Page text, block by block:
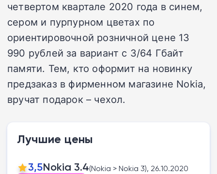
четвертом квартале 2020 года в синем,
сером и пурпурном цветах по
ориентировочной розничной цене 13
990 рублей за вариант c 3/64 Гбайт
памяти. Тем, кто оформит на новинку
предзаказ в фирменном магазине Nokia,
вручат подарок – чехол.
Лучшие цены
3,5Nokia 3.4(Nokia > Nokia 3), 26.10.2020